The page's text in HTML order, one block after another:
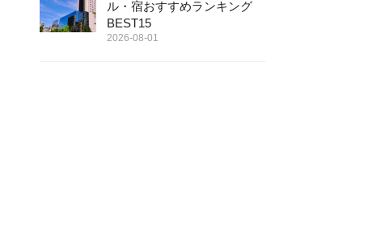
ル・宿おすすめランキング
BEST15
2026-08-01